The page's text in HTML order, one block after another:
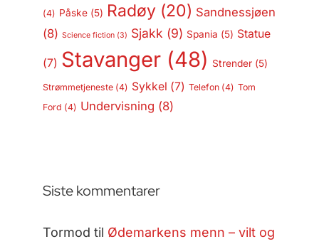
(4) Påske(5) Radøy(20) Sandnessjøen
(8) Science fiction(3) Sjakk (9) Spania (5) Statue
(7) Stavanger(48) Strender(5)
Strømmetjeneste(4) Sykkel (7) Telefon(4) Tom
Ford (4) Undervisning (8)
Siste kommentarer
Tormod til Ødemarkens menn – vilt og